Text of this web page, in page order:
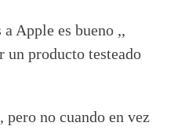
a Apple es bueno ,,
un producto testeado
no cuando en vez